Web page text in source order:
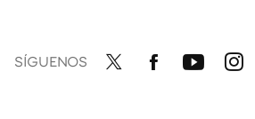
SÍGUENOS